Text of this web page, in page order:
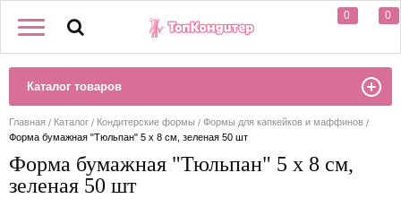
0 0
Каталог товаров
Главная Каталог Кондитерские формы
Формы для капкейков и маффинов
Форма бумажная "Тюльпан" 5 х 8 см, зеленая 50 шт
Форма бумажная "Тюльпан" 5 х 8 см,
зеленая 50 шт